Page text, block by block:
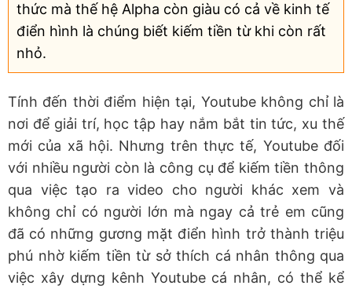
thức mà thế hệ Alpha còn giàu có cả về kinh tế
điển hình là chúng biết kiếm tiền từ khi còn rất
nhỏ.
Tính đến thời điểm hiện tại, Youtube không chỉ là
nơi để giải trí, học tập hay nắm bắt tin tức, xu thế
mới của xã hội. Nhưng trên thực tế, Youtube đối
với nhiều người còn là công cụ để kiếm tiền thông
qua việc tạo ra video cho người khác xem và
không chỉ có người lớn mà ngay cả trẻ em cũng
đã có những gương mặt điển hình trở thành triệu
phú nhờ kiếm tiền từ sở thích cá nhân thông qua
việc xây dựng kênh Youtube cá nhân, có thể kể